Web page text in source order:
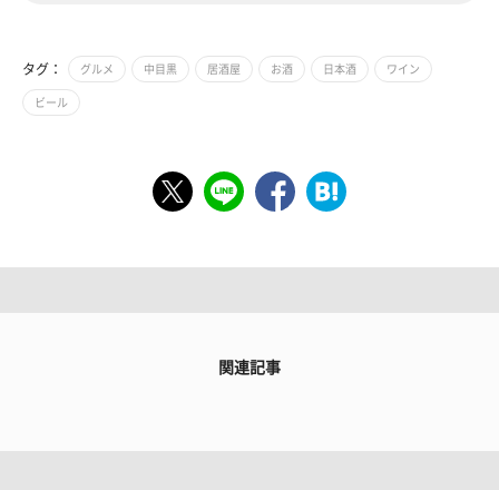
タグ： グルメ 中目黒 居酒屋 お酒 日本酒 ワイン
ビール
関連記事